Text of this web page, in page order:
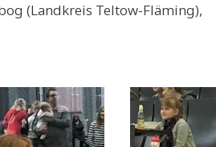
(Landkreis Teltow-Fläming),